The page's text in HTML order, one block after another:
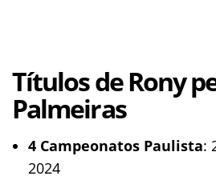
Títulos de Rony
Palmeiras
4 Campeonatos Paulista:
2024